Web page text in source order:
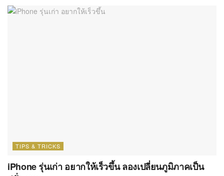
TIPS & TRICKS
iPhone รุ่นเก่า อยากให้เร็วขึ้น ลองเปลี่ยนภูมิภาคเป็น